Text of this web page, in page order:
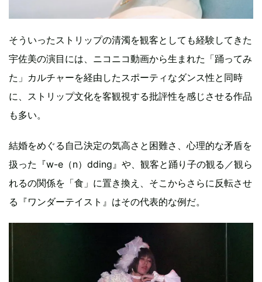
そういったストリップの清濁を観客としても経験してきた
宇佐美の演目には、ニコニコ動画から生まれた「踊ってみ
た」カルチャーを経由したスポーティなダンス性と同時
に、ストリップ文化を客観視する批評性を感じさせる作品
も多い。
結婚をめぐる自己決定の気高さと困難さ、心理的な矛盾を
扱った『w-e（n）dding』や、観客と踊り子の観る／観ら
れるの関係を「食」に置き換え、そこからさらに反転させ
る『ワンダーテイスト』はその代表的な例だ。